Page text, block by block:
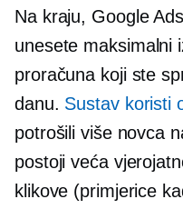
Na kraju, Google
unesete maksimalni
proračuna koji ste
danu. Sustav koristi
potrošili više novca
postoji veća
klikove (primjerice